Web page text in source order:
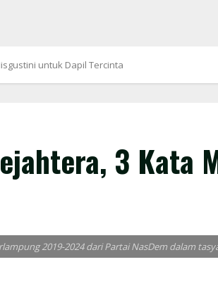
untuk Dapil Tercinta
3
2019-2024 dari Partai NasDem dalam